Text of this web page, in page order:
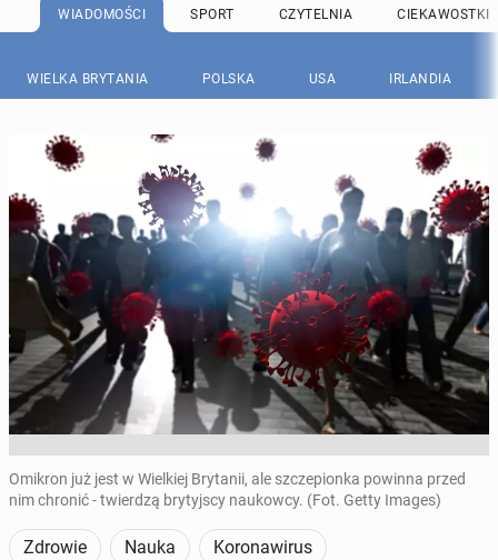
WIADOMOŚCI SPORT CZYTELNIA CIEKAWOSTKI
WIELKA BRYTANIA POLSKA USA IRLANDIA
Omikron już jest w Wielkiej Brytanii, ale szczepionka powinna przed
nim chronić - twierdzą brytyjscy naukowcy. (Fot. Getty Images)
Zdrowie Nauka Koronawirus